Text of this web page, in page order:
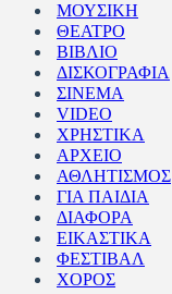
ΜΟΥΣΙΚΗ
ΘΕΑΤΡΟ
ΒΙΒΛΙΟ
ΔΙΣΚΟΓΡΑΦΙΑ
ΣΙΝΕΜΑ
VIDEO
ΧΡΗΣΤΙΚΑ
ΑΡΧΕΙΟ
ΑΘΛΗΤΙΣΜΟΣ
ΓΙΑ ΠΑΙΔΙΑ
ΔΙΑΦΟΡΑ
ΕΙΚΑΣΤΙΚΑ
ΦΕΣΤΙΒΑΛ
ΧΟΡΟΣ